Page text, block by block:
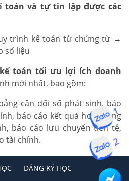
toán và tự tin lập được các
trình kế toán từ chứng từ →
số liệu
toán tối ưu lợi ích doanh
mới nhất, bao gồm:
cân đối số phát sinh, báo
báo cáo kết quả hoạt động
báo cáo lưu chuyển tiền tệ,
tài chính.
thuế GTGT, TNCN, TNDN
ĐĂNG KÍ HỌC
Tư vấn facebook
ĐĂNG KÝ HỌC
1
2